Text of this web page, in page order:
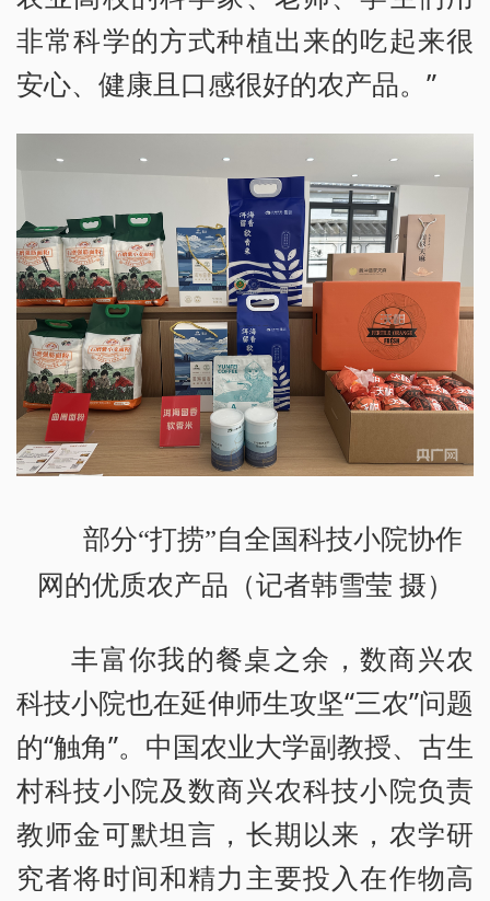
非常科学的方式种植出来的吃起来很
安心、健康且口感很好的农产品。”
部分“打捞”自全国科技小院协作
网的优质农产品（记者韩雪莹 摄）
丰富你我的餐桌之余，数商兴农
科技小院也在延伸师生攻坚“三农”问题
的“触角”。中国农业大学副教授、古生
村科技小院及数商兴农科技小院负责
教师金可默坦言，长期以来，农学研
究者将时间和精力主要投入在作物高